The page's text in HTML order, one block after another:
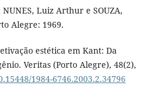
NUNES, Luiz Arthur e SOUZA,
Alegre: 1969.
estética em Kant: Da
Veritas (Porto Alegre), 48(2),
1984-6746.2003.2.34796